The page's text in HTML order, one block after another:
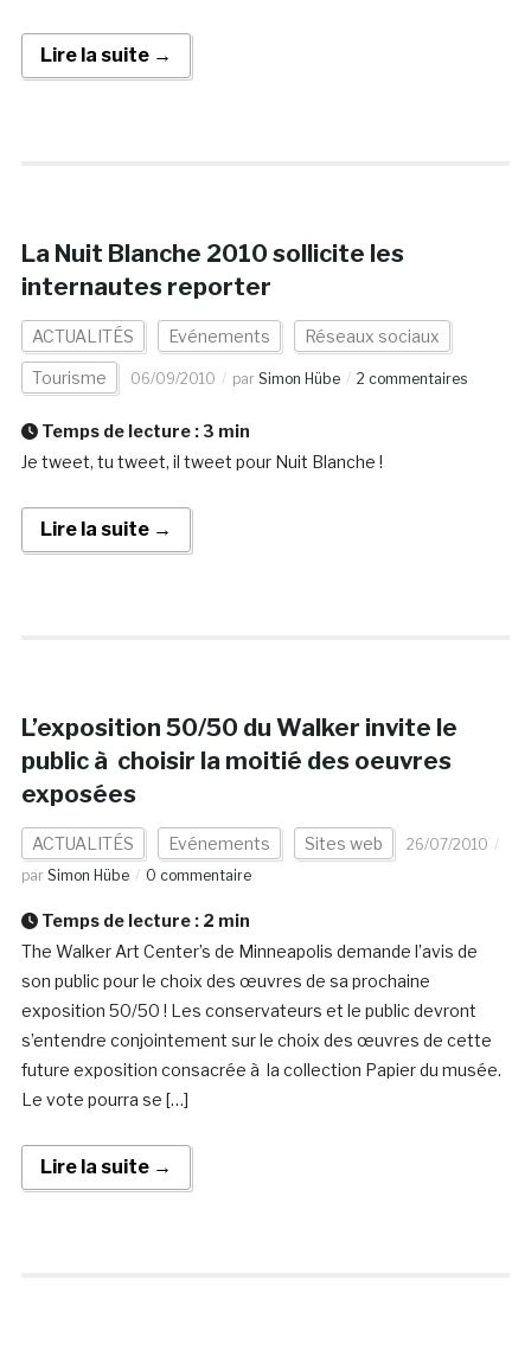
Lire la suite →
La Nuit Blanche 2010 sollicite les
internautes reporter
ACTUALITÉS Evénements Réseaux sociaux
Tourisme 06/09/2010 par Simon Hübe 2 commentaires
Temps de lecture : 3 min
Je tweet, tu tweet, il tweet pour Nuit Blanche !
Lire la suite →
L’exposition 50/50 du Walker invite le
public à choisir la moitié des oeuvres
exposées
ACTUALITÉS Evénements Sites web
26/07/2010
par Simon Hübe 0 commentaire
Temps de lecture : 2 min
The Walker Art Center’s de Minneapolis demande l’avis de
son public pour le choix des œuvres de sa prochaine
exposition 50/50 ! Les conservateurs et le public devront
s’entendre conjointement sur le choix des œuvres de cette
future exposition consacrée à la collection Papier du musée.
Le vote pourra se […]
Lire la suite →